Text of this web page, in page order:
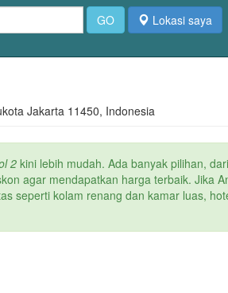
GO Lokasi saya
Jakarta 11450, Indonesia
2 kini lebih mudah. Ada banyak pilihan,
agar mendapatkan harga terbaik. Jika
seperti kolam renang dan kamar luas,